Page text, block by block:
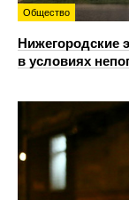
Общество
Нижегородские
в условиях